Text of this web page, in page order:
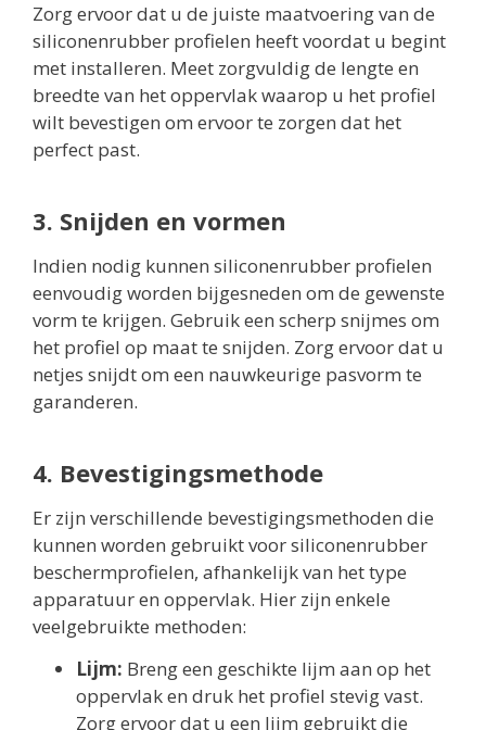
Zorg ervoor dat u de juiste maatvoering van de
siliconenrubber profielen heeft voordat u begint
met installeren. Meet zorgvuldig de lengte en
breedte van het oppervlak waarop u het profiel
wilt bevestigen om ervoor te zorgen dat het
perfect past.
3. Snijden en vormen
Indien nodig kunnen siliconenrubber profielen
eenvoudig worden bijgesneden om de gewenste
vorm te krijgen. Gebruik een scherp snijmes om
het profiel op maat te snijden. Zorg ervoor dat u
netjes snijdt om een nauwkeurige pasvorm te
garanderen.
4. Bevestigingsmethode
Er zijn verschillende bevestigingsmethoden die
kunnen worden gebruikt voor siliconenrubber
beschermprofielen, afhankelijk van het type
apparatuur en oppervlak. Hier zijn enkele
veelgebruikte methoden:
Lijm: Breng een geschikte lijm aan op het
oppervlak en druk het profiel stevig vast.
Zorg ervoor dat u een lijm gebruikt die